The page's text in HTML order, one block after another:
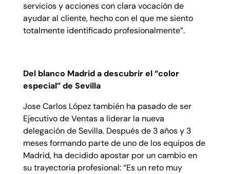
servicios y acciones con clara vocación de
ayudar al cliente, hecho con el que me siento
totalmente identificado profesionalmente”.
Del blanco Madrid a descubrir el “color
especial” de Sevilla
Jose Carlos López también ha pasado de ser
Ejecutivo de Ventas a liderar la nueva
delegación de Sevilla. Después de 3 años y 3
meses formando parte de uno de los equipos de
Madrid, ha decidido apostar por un cambio en
su trayectoria profesional: “Es un reto muy